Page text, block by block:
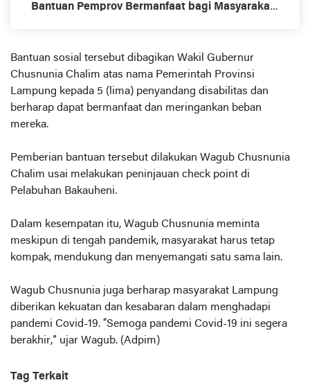
Bantuan Pemprov Bermanfaat bagi Masyarakat
Bantuan sosial tersebut dibagikan Wakil Gubernur
Chusnunia Chalim atas nama Pemerintah Provinsi
Lampung kepada 5 (lima) penyandang disabilitas dan
berharap dapat bermanfaat dan meringankan beban
mereka.
Pemberian bantuan tersebut dilakukan Wagub Chusnunia
Chalim usai melakukan peninjauan check point di
Pelabuhan Bakauheni.
Dalam kesempatan itu, Wagub Chusnunia meminta
meskipun di tengah pandemik, masyarakat harus tetap
kompak, mendukung dan menyemangati satu sama lain.
Wagub Chusnunia juga berharap masyarakat Lampung
diberikan kekuatan dan kesabaran dalam menghadapi
pandemi Covid-19. “Semoga pandemi Covid-19 ini segera
berakhir,” ujar Wagub. (Adpim)
Tag Terkait